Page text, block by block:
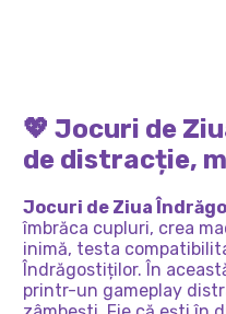
💖 Jocuri de
de distracție,
Jocuri de Ziua
îmbrăca cupluri, crea
inimă, testa
Îndrăgostiților. În
printr-un gameplay